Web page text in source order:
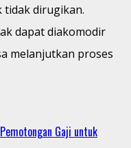
tidak dirugikan.
dapat diakomodir
melanjutkan proses
Gaji untuk